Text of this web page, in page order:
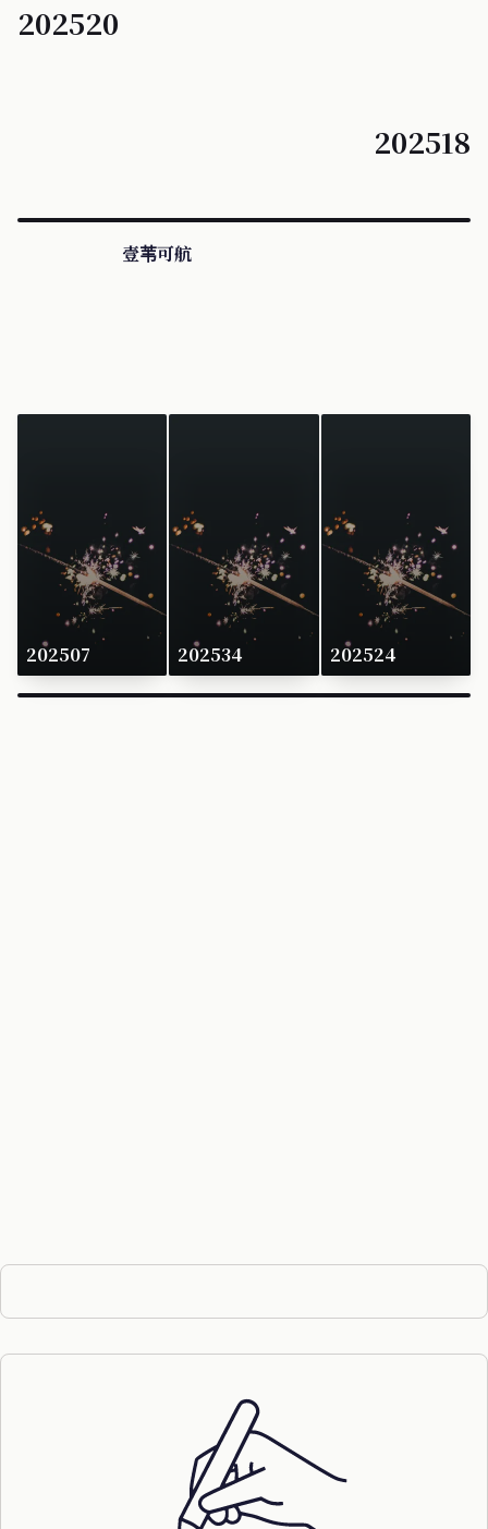
202520
202518
壹苇可航
202507 202534 202524